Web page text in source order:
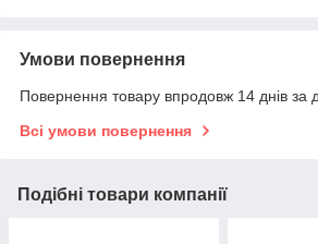
Умови повернення
Повернення товару впродовж 14 днів за
Всі умови повернення
Подібні товари компанії